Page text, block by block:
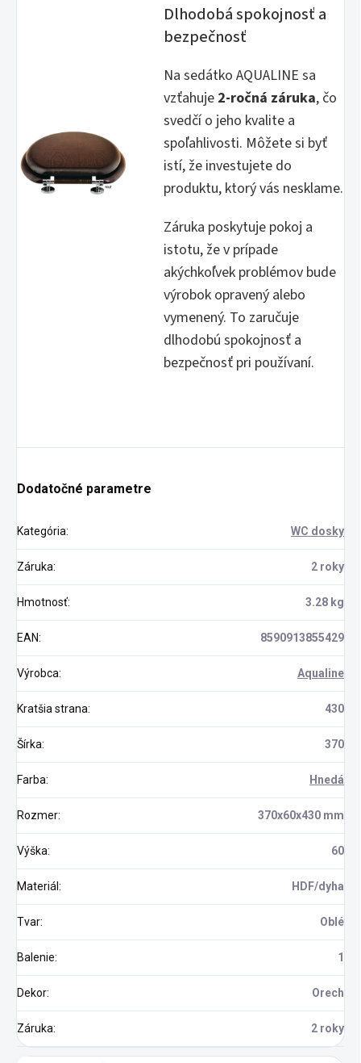
Dlhodobá spokojnosť a
bezpečnosť
Na sedátko AQUALINE sa
vzťahuje 2-ročná záruka, čo
svedčí o jeho kvalite a
spoľahlivosti. Môžete si byť
istí, že investujete do
produktu, ktorý vás nesklame.
Záruka poskytuje pokoj a
istotu, že v prípade
akýchkoľvek problémov bude
výrobok opravený alebo
vymenený. To zaručuje
dlhodobú spokojnosť a
bezpečnosť pri používaní.
Dodatočné parametre
Kategória: WC dosky
Záruka: 2 roky
Hmotnosť: 3.28 kg
EAN: 8590913855429
Výrobca: Aqualine
Kratšia strana: 430
Šírka: 370
Farba: Hnedá
Rozmer: 370x60x430 mm
Výška: 60
Materiál : HDF/dyha
Tvar: Oblé
Balenie: 1
Dekor: Orech
Záruka: 2 roky